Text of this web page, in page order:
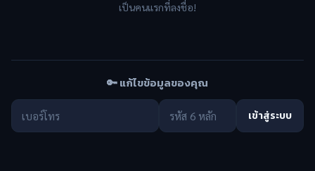
เป็นคนแรกที่ลงชื่อ!
🔑 แก้ไขข้อมูลของคุณ
เข้าสู่ระบบ